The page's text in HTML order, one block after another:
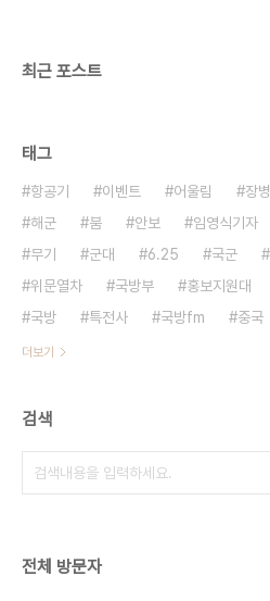
최근 포스트
태그
항공기 이벤트 어울림 장병
해군
붐 안보 임영식기자
무기
군대 6.25 국군
위문열차
국방부 홍보지원대
국방
특전사 국방fm 중국
더보기
검색
전체 방문자